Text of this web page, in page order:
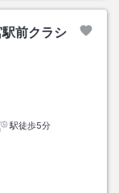
前クラシ
駅徒歩5分